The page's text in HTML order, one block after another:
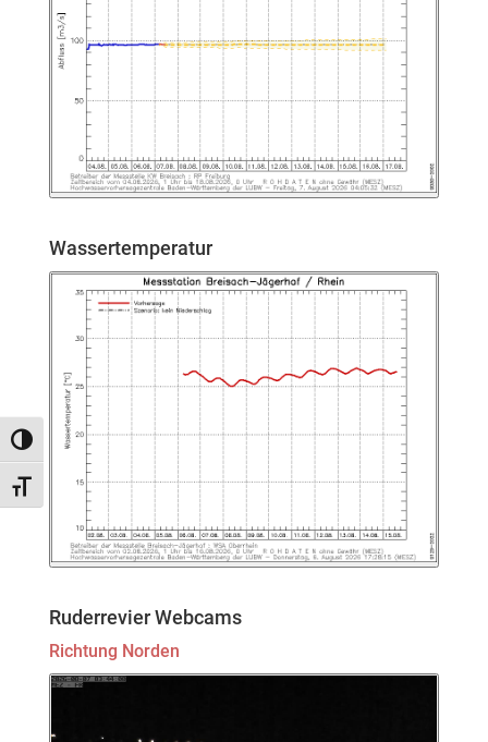
Umschalten auf hohe Kontraste
Schrift vergrößern
Wassertemperatur
Ruderrevier Webcams
Richtung Norden